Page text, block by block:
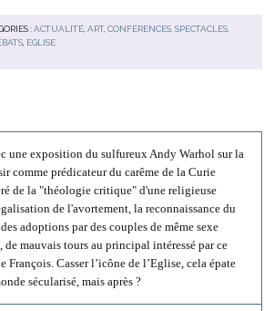
:ACTUALITÉ, ART, CONFÉRENCES, SPECTACLES,
EGLISE
une exposition du sulfureux Andy Warhol sur la
comme prédicateur du carême de la Curie
de la "théologie critique" d'une religieuse
de l'avortement, la reconnaissance du
adoptions par des couples de même sexe
mauvais tours au principal intéressé par ce
Casser l’icône de l’Eglise, cela épate
sécularisé, mais après ?